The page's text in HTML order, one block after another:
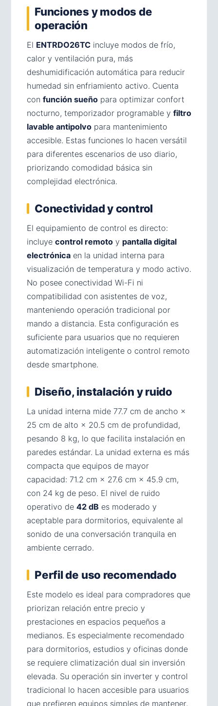
Funciones y modos de
operación
El ENTRDO26TC incluye modos de frío,
calor y ventilación pura, más
deshumidificación automática para reducir
humedad sin enfriamiento activo. Cuenta
con función sueño para optimizar confort
nocturno, temporizador programable y filtro
lavable antipolvo para mantenimiento
accesible. Estas funciones lo hacen versátil
para diferentes escenarios de uso diario,
priorizando comodidad básica sin
complejidad electrónica.
Conectividad y control
El equipamiento de control es directo:
incluye control remoto y pantalla digital
electrónica en la unidad interna para
visualización de temperatura y modo activo.
No posee conectividad Wi-Fi ni
compatibilidad con asistentes de voz,
manteniendo operación tradicional por
mando a distancia. Esta configuración es
suficiente para usuarios que no requieren
automatización inteligente o control remoto
desde smartphone.
Diseño, instalación y ruido
La unidad interna mide 77.7 cm de ancho ×
25 cm de alto × 20.5 cm de profundidad,
pesando 8 kg, lo que facilita instalación en
paredes estándar. La unidad externa es más
compacta que equipos de mayor
capacidad: 71.2 cm × 27.6 cm × 45.9 cm,
con 24 kg de peso. El nivel de ruido
operativo de 42 dB es moderado y
aceptable para dormitorios, equivalente al
sonido de una conversación tranquila en
ambiente cerrado.
Perfil de uso recomendado
Este modelo es ideal para compradores que
priorizan relación entre precio y
prestaciones en espacios pequeños a
medianos. Es especialmente recomendado
para dormitorios, estudios y oficinas donde
se requiere climatización dual sin inversión
elevada. Su operación sin inverter y control
tradicional lo hacen accesible para usuarios
que prefieren equipos simples de mantener,